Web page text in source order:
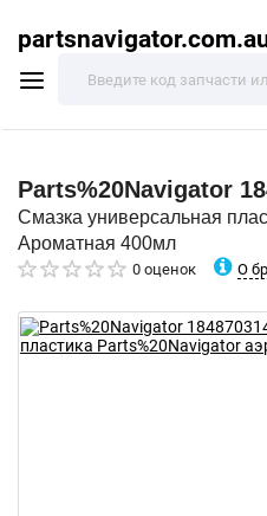
Parts%20Navigator
Смазка универсальная
Ароматная 400мл
0 оценок О